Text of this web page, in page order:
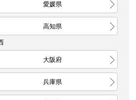
愛媛県
高知県
大阪府
兵庫県